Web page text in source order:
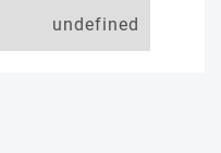
undefined